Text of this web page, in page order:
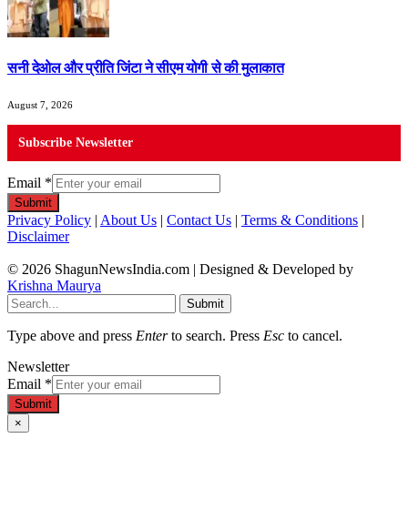
सनी देओल और प्रीति जिंटा ने सीएम योगी से की मुलाकात
August 7, 2026
Subscribe Newsletter
Email *
Submit
Privacy Policy | About Us | Contact Us | Terms & Conditions |
Disclaimer
© 2026 ShagunNewsIndia.com | Designed & Developed by
Krishna Maurya
Submit
Type above and press Enterto search. Press Esc to cancel.
Newsletter
Email *
Submit
×